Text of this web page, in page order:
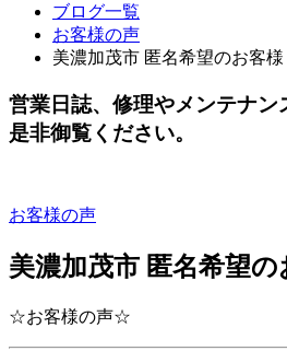
ブログ一覧
お客様の声
美濃加茂市 匿名希望のお客様
営業日誌、修理やメンテナン
是非御覧ください。
お客様の声
美濃加茂市 匿名希望の
☆お客様の声☆